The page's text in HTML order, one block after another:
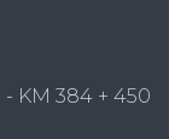
KM 384 + 450